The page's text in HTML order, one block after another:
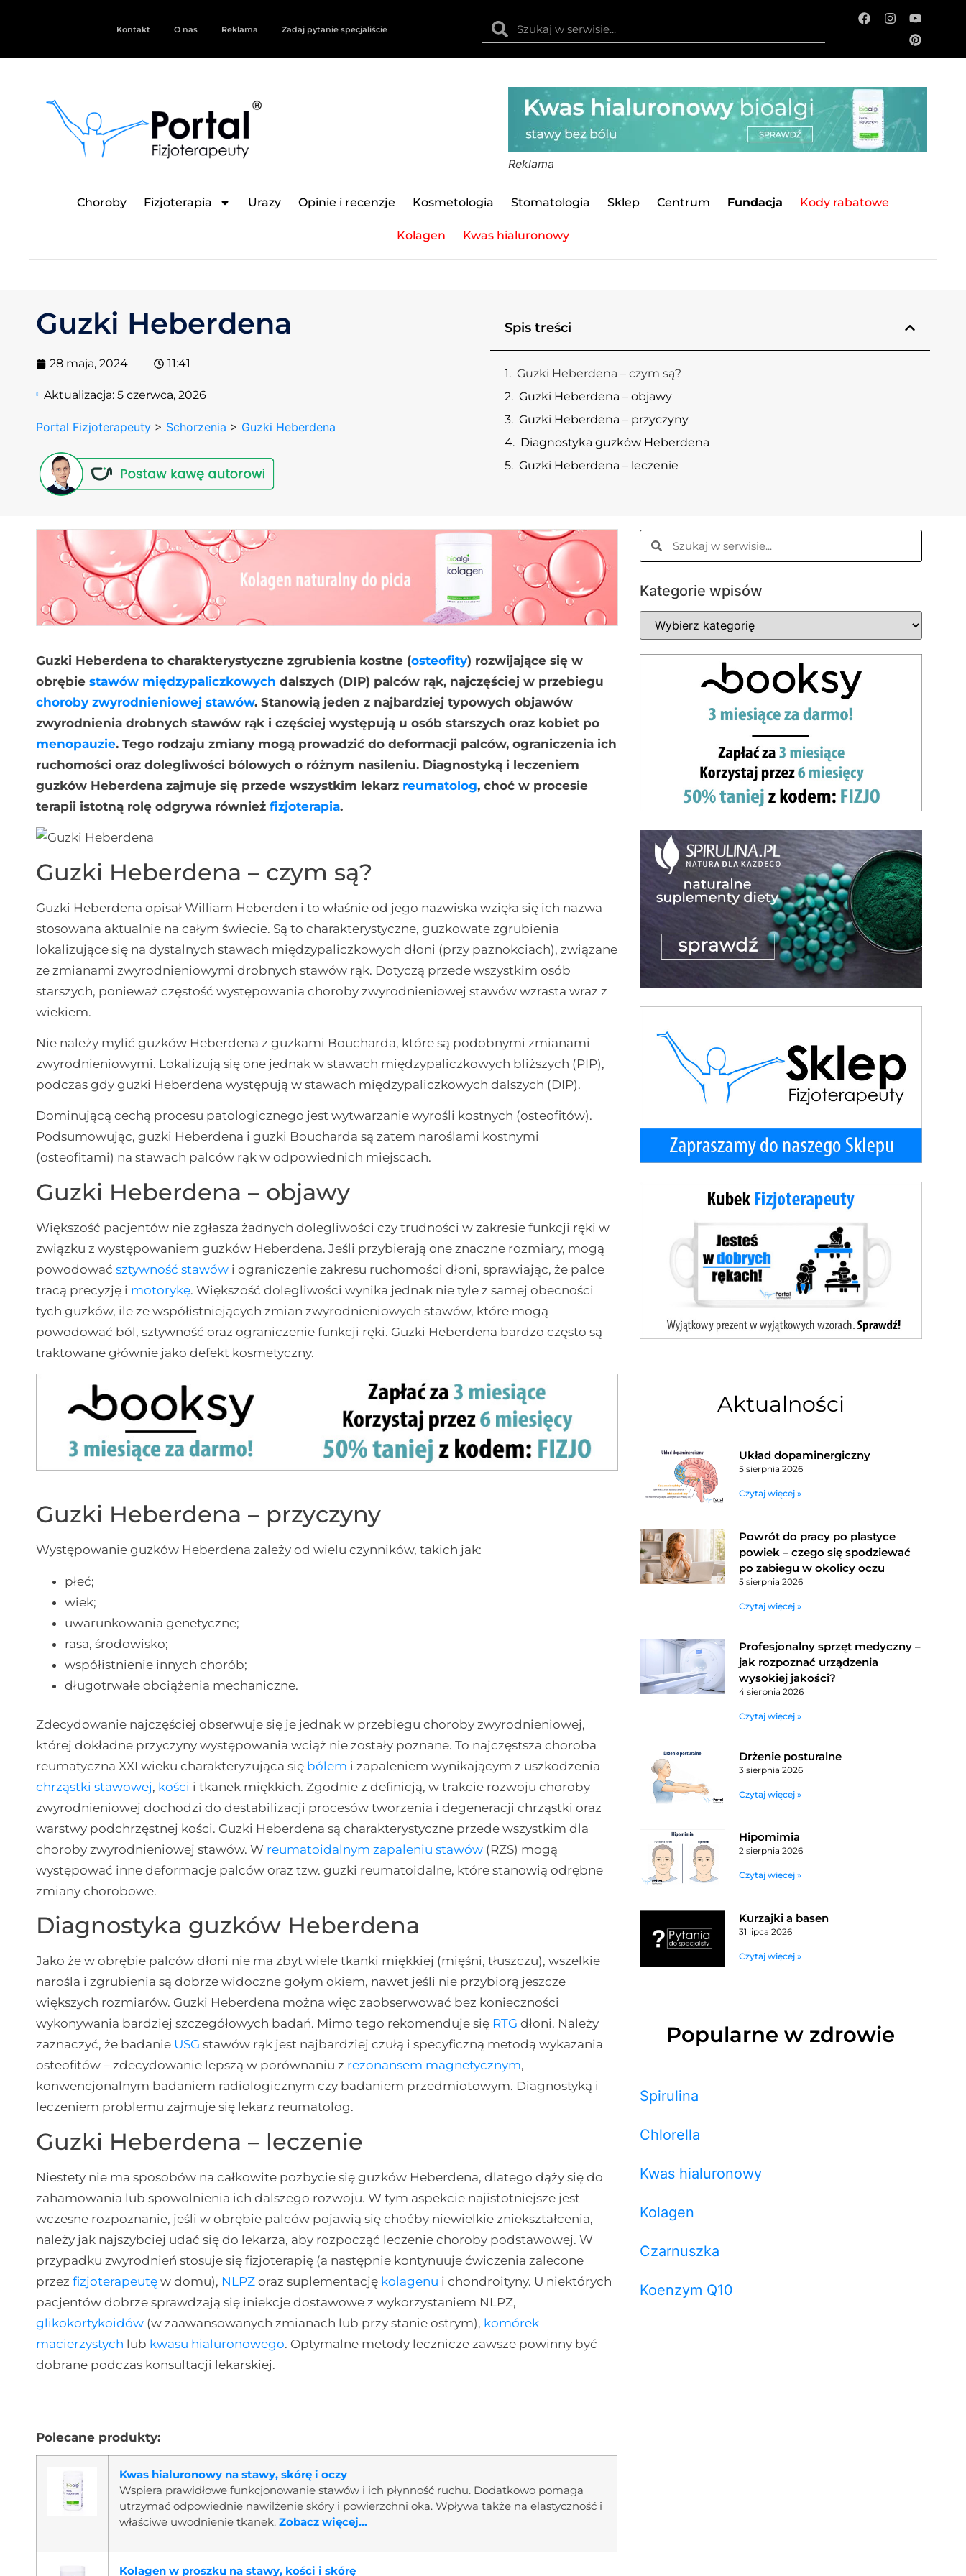
Kontakt O nas Reklama Zadaj pytanie specjaliście
Reklama
Choroby Fizjoterapia Urazy Opinie i recenzje Kosmetologia Stomatologia Sklep Centrum Fundacja Kody rabatowe
Kolagen Kwas hialuronowy
Guzki Heberdena
28 maja, 2024 11:41
Aktualizacja:5 czerwca, 2026
Portal Fizjoterapeuty > Schorzenia > Guzki Heberdena
Spis treści
Guzki Heberdena – czym są?
Guzki Heberdena – objawy
Guzki Heberdena – przyczyny
Diagnostyka guzków Heberdena
Guzki Heberdena – leczenie
Guzki Heberdena to charakterystyczne zgrubienia kostne (osteofity) rozwijające się w
obrębiestawów międzypaliczkowych dalszych (DIP) palców rąk, najczęściej w przebiegu
choroby zwyrodnieniowej stawów. Stanowią jeden z najbardziej typowych objawów
zwyrodnienia drobnych stawów rąk i częściej występują u osób starszych oraz kobiet po
menopauzie. Tego rodzaju zmiany mogą prowadzić do deformacji palców, ograniczenia ich
ruchomości oraz dolegliwości bólowych o różnym nasileniu. Diagnostyką i leczeniem
guzków Heberdena zajmuje się przede wszystkim lekarz reumatolog, choć w procesie
terapii istotną rolę odgrywa równieżfizjoterapia.
Guzki Heberdena – czym są?
Guzki Heberdena opisał William Heberden i to właśnie od jego nazwiska wzięła się ich nazwa
stosowana aktualnie na całym świecie. Są to charakterystyczne, guzkowate zgrubienia
lokalizujące się na dystalnych stawach międzypaliczkowych dłoni (przy paznokciach), związane
ze zmianami zwyrodnieniowymi drobnych stawów rąk. Dotyczą przede wszystkim osób
starszych, ponieważ częstość występowania choroby zwyrodnieniowej stawów wzrasta wraz z
wiekiem.
Nie należy mylić guzków Heberdena z guzkami Boucharda, które są podobnymi zmianami
zwyrodnieniowymi. Lokalizują się one jednak w stawach międzypaliczkowych bliższych (PIP),
podczas gdy guzki Heberdena występują w stawach międzypaliczkowych dalszych (DIP).
Dominującą cechą procesu patologicznego jest wytwarzanie wyrośli kostnych (osteofitów).
Podsumowując, guzki Heberdena i guzki Boucharda są zatem naroślami kostnymi
(osteofitami) na stawach palców rąk w odpowiednich miejscach.
Guzki Heberdena – objawy
Większość pacjentów nie zgłasza żadnych dolegliwości czy trudności w zakresie funkcji ręki w
związku z występowaniem guzków Heberdena. Jeśli przybierają one znaczne rozmiary, mogą
powodowaćsztywność stawów i ograniczenie zakresu ruchomości dłoni, sprawiając, że palce
tracą precyzję i motorykę. Większość dolegliwości wynika jednak nie tyle z samej obecności
tych guzków, ile ze współistniejących zmian zwyrodnieniowych stawów, które mogą
powodować ból, sztywność oraz ograniczenie funkcji ręki. Guzki Heberdena bardzo często są
traktowane głównie jako defekt kosmetyczny.
Guzki Heberdena – przyczyny
Występowanie guzków Heberdena zależy od wielu czynników, takich jak:
płeć;
wiek;
uwarunkowania genetyczne;
rasa, środowisko;
współistnienie innych chorób;
długotrwałe obciążenia mechaniczne.
Zdecydowanie najczęściej obserwuje się je jednak w przebiegu choroby zwyrodnieniowej,
której dokładne przyczyny występowania wciąż nie zostały poznane. To najczęstsza choroba
reumatyczna XXI wieku charakteryzująca się bólem i zapaleniem wynikającym z uszkodzenia
chrząstki stawowej, kości i tkanek miękkich. Zgodnie z definicją, w trakcie rozwoju choroby
zwyrodnieniowej dochodzi do destabilizacji procesów tworzenia i degeneracji chrząstki oraz
warstwy podchrzęstnej kości. Guzki Heberdena są charakterystyczne przede wszystkim dla
choroby zwyrodnieniowej stawów. W reumatoidalnym zapaleniu stawów (RZS) mogą
występować inne deformacje palców oraz tzw. guzki reumatoidalne, które stanowią odrębne
zmiany chorobowe.
Diagnostyka guzków Heberdena
Jako że w obrębie palców dłoni nie ma zbyt wiele tkanki miękkiej (mięśni, tłuszczu), wszelkie
narośla i zgrubienia są dobrze widoczne gołym okiem, nawet jeśli nie przybiorą jeszcze
większych rozmiarów. Guzki Heberdena można więc zaobserwować bez konieczności
wykonywania bardziej szczegółowych badań. Mimo tego rekomenduje się RTG dłoni. Należy
zaznaczyć, że badanie USG stawów rąk jest najbardziej czułą i specyficzną metodą wykazania
osteofitów – zdecydowanie lepszą w porównaniu z rezonansem magnetycznym,
konwencjonalnym badaniem radiologicznym czy badaniem przedmiotowym. Diagnostyką i
leczeniem problemu zajmuje się lekarz reumatolog.
Guzki Heberdena – leczenie
Niestety nie ma sposobów na całkowite pozbycie się guzków Heberdena, dlatego dąży się do
zahamowania lub spowolnienia ich dalszego rozwoju. W tym aspekcie najistotniejsze jest
wczesne rozpoznanie, jeśli w obrębie palców pojawią się choćby niewielkie zniekształcenia,
należy jak najszybciej udać się do lekarza, aby rozpocząć leczenie choroby podstawowej. W
przypadku zwyrodnień stosuje się fizjoterapię (a następnie kontynuuje ćwiczenia zalecone
przezfizjoterapeutę w domu), NLPZ oraz suplementację kolagenu i chondroityny. U niektórych
pacjentów dobrze sprawdzają się iniekcje dostawowe z wykorzystaniem NLPZ,
glikokortykoidów (w zaawansowanych zmianach lub przy stanie ostrym), komórek
macierzystych lub kwasu hialuronowego. Optymalne metody lecznicze zawsze powinny być
dobrane podczas konsultacji lekarskiej.
Polecane produkty:
Kwas hialuronowy na stawy, skórę i oczy
Wspiera prawidłowe funkcjonowanie stawów i ich płynność ruchu. Dodatkowo pomaga
utrzymać odpowiednie nawilżenie skóry i powierzchni oka. Wpływa także na elastyczność i
właściwe uwodnienie tkanek.Zobacz więcej...
Kolagen w proszku na stawy, kości i skórę
Kategorie wpisów
Aktualności
Układ dopaminergiczny
5 sierpnia 2026
Czytaj więcej »
Powrót do pracy po plastyce
powiek – czego się spodziewać
po zabiegu w okolicy oczu
5 sierpnia 2026
Czytaj więcej »
Profesjonalny sprzęt medyczny –
jak rozpoznać urządzenia
wysokiej jakości?
4 sierpnia 2026
Czytaj więcej »
Drżenie posturalne
3 sierpnia 2026
Czytaj więcej »
Hipomimia
2 sierpnia 2026
Czytaj więcej »
Kurzajki a basen
31 lipca 2026
Czytaj więcej »
Popularne w zdrowie
Spirulina
Chlorella
Kwas hialuronowy
Kolagen
Czarnuszka
Koenzym Q10